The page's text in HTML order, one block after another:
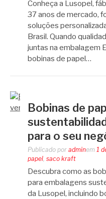
Conheça a Lusopel,
37 anos de mercado,
soluções
Brasil. Quando
juntas na embalagem
bobinas de papel…
Bobinas de
para o seu
Publicado por adminem 1
papel saco kraft
Descubra como as
para embalagens
da Lusopel, incluindo